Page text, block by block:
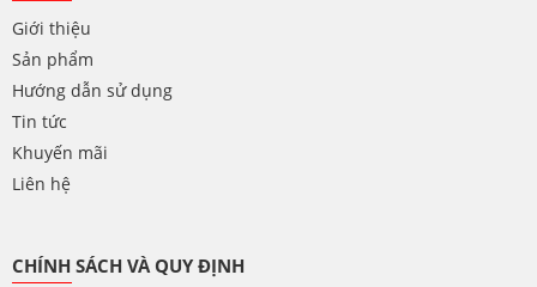
Giới thiệu
Sản phẩm
Hướng dẫn sử dụng
Tin tức
Khuyến mãi
Liên hệ
CHÍNH SÁCH VÀ QUY ĐỊNH